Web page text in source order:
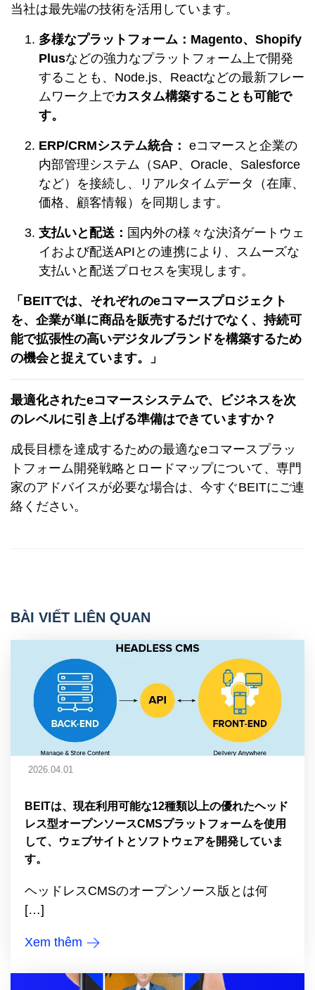
当社は最先端の技術を活用しています。
多様なプラットフォーム： Magento、Shopify
Plusなどの強力なプラットフォーム上で開発
することも、Node.js、Reactなどの最新フレー
ムワーク上でカスタム構築することも可能で
す。
ERP/CRMシステム統合： eコマースと企業の
内部管理システム（SAP、Oracle、Salesforce
など）を接続し、リアルタイムデータ（在庫、
価格、顧客情報）を同期します。
支払いと配送： 国内外の様々な決済ゲートウェ
イおよび配送APIとの連携により、スムーズな
支払いと配送プロセスを実現します。
「BEITでは、それぞれのeコマースプロジェクト
を、企業が単に商品を販売するだけでなく、持続可
能で拡張性の高いデジタルブランドを構築するため
の機会と捉えています。」
最適化されたeコマースシステムで、ビジネスを次
のレベルに引き上げる準備はできていますか？
成長目標を達成するための最適なeコマースプラッ
トフォーム開発戦略とロードマップについて、専門
家のアドバイスが必要な場合は、今すぐBEITにご連
絡ください。
BÀI VIẾT LIÊN QUAN
2026.04.01
BEITは、現在利用可能な12種類以上の優れたヘッド
レス型オープンソースCMSプラットフォームを使用
して、ウェブサイトとソフトウェアを開発していま
す。
ヘッドレスCMSのオープンソース版とは何
[…]
Xem thêm